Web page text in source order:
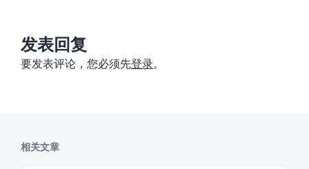
：
发表回复
要发表评论，您必须先登录。
相关文章